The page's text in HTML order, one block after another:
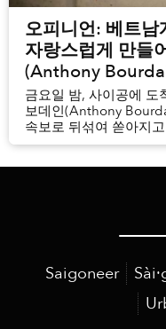
오피니언: 베트
자랑스럽게 만들
(Anthony
금요일 밤, 사이공에 도
보데인(Anthony
속보로 뒤섞여 쏟아지
프로그램 진행자로 변
Saigoneer